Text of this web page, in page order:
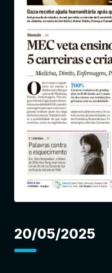
20/05/2025